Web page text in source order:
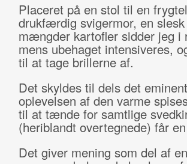
Placeret på en stol til en
drukfærdig svigermor, en
mængder kartofler sidder jeg
mens ubehaget intensiveres,
til at tage brillerne af.
Det skyldes til dels det
oplevelsen af den varme
til at tænde for samtlige
(heriblandt overtegnede) får
Det giver mening som del af